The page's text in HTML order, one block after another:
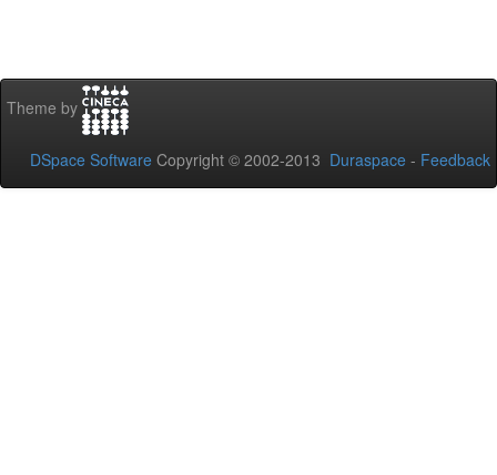
Theme by
DSpace Software Copyright © 2002-2013 Duraspace - Feedback